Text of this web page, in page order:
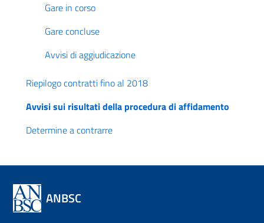
Gare in corso
Gare concluse
Avvisi di aggiudicazione
Riepilogo contratti fino al 2018
Avvisi sui risultati della procedura di affidamento
Determine a contrarre
ANBSC